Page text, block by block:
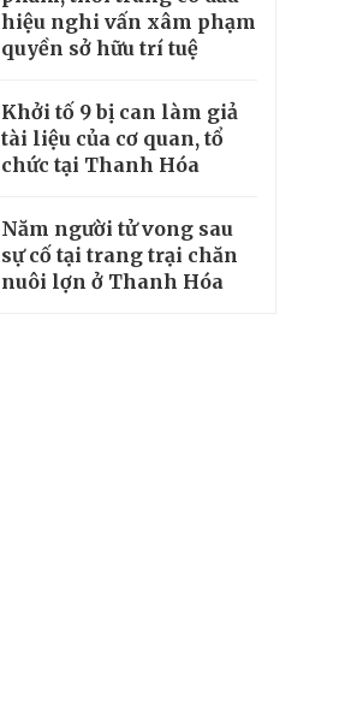
hiệu nghi vấn xâm phạm
quyền sở hữu trí tuệ
Khởi tố 9 bị can làm giả
tài liệu của cơ quan, tổ
chức tại Thanh Hóa
Năm người tử vong sau
sự cố tại trang trại chăn
nuôi lợn ở Thanh Hóa